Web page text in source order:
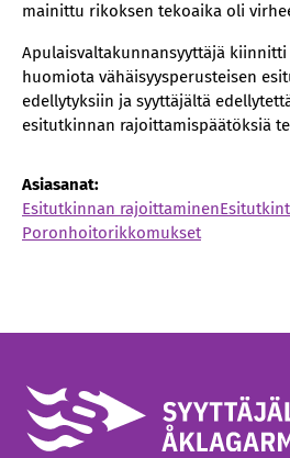
mainittu rikoksen tekoaika oli
Apulaisvaltakunnansyyttäjä
huomiota vähäisyysperusteisen
edellytyksiin ja syyttäjältä
esitutkinnan rajoittamispäätöksiä
Asiasanat:
Esitutkinnan rajoittaminen
Poronhoitorikkomukset